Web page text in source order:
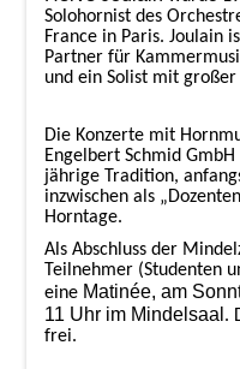
Solohornist des
France in Paris. Joulain
Partner für
und ein Solist mit großer
Die Konzerte mit
Engelbert Schmid
jährige Tradition,
inzwischen als
Horntage.
Als Abschluss der
Teilnehmer (Studenten
eine Matinée, am
11 Uhr im Mindelsaal .
frei.